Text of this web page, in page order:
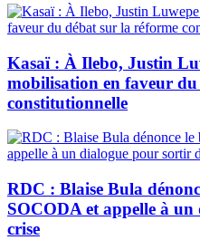
Kasaï : À Ilebo, Justin
mobilisation en faveur
constitutionnelle
RDC : Blaise Bula
SOCODA et appelle à
crise